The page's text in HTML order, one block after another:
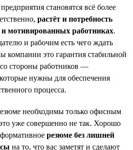
становятся всё более
растёт и потребность
мотивированных работниках.
и рабочим есть чего ждать
компании это гарантия стабильной
со стороны работников —
нужны для обеспечения
процесса.
необходимы только офисным
уже совершенно не так. Хорошо
резюме без лишней
на то, что вас заметят и сделают